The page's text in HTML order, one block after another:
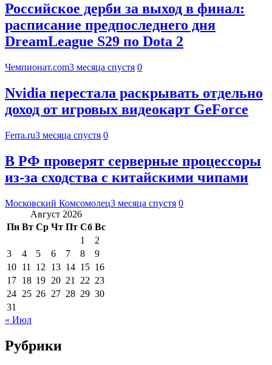
Российское дерби за выход в финал:
расписание предпоследнего дня
DreamLeague S29 по Dota 2
Чемпионат.com3 месяца спустя 0
Nvidia перестала раскрывать отдельно
доход от игровых видеокарт GeForce
Ferra.ru3 месяца спустя 0
В РФ проверят серверные процессоры
из-за сходства с китайскими чипами
Московский Комсомолец3 месяца спустя 0
Август 2026
Пн Вт Ср Чт Пт Сб Вс
1
2
3
4 5 6 7 8
9
10 11 12 13 14 15 16
17 18 19 20 21 22 23
24 25 26 27 28 29 30
31
« Июл
Рубрики